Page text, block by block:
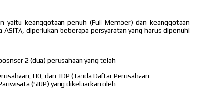
yaitu keanggotaan penuh (Full Member) dan keanggotaan
diperlukan beberapa persyaratan yang harus dipenuhi
2 (dua) perusahaan yang telah
HO, dan TDP (Tanda Daftar Perusahaan
(SIUP) yang dikeluarkan oleh